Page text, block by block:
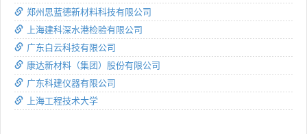
郑州思蓝德新材料科技有限公司
上海建科深水港检验有限公司
广东白云科技有限公司
康达新材料（集团）股份有限公司
广东科建仪器有限公司
上海工程技术大学